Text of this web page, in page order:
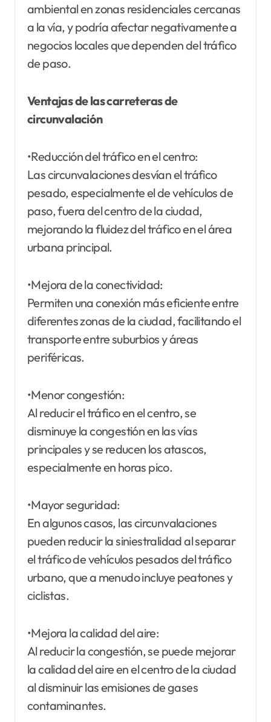
ambiental en zonas residenciales cercanas
a la vía, y podría afectar negativamente a
negocios locales que dependen del tráfico
de paso.
Ventajas de las carreteras de
circunvalación
•Reducción del tráfico en el centro:
Las circunvalaciones desvían el tráfico
pesado, especialmente el de vehículos de
paso, fuera del centro de la ciudad,
mejorando la fluidez del tráfico en el área
urbana principal.
•Mejora de la conectividad:
Permiten una conexión más eficiente entre
diferentes zonas de la ciudad, facilitando el
transporte entre suburbios y áreas
periféricas.
•Menor congestión:
Al reducir el tráfico en el centro, se
disminuye la congestión en las vías
principales y se reducen los atascos,
especialmente en horas pico.
•Mayor seguridad:
En algunos casos, las circunvalaciones
pueden reducir la siniestralidad al separar
el tráfico de vehículos pesados del tráfico
urbano, que a menudo incluye peatones y
ciclistas.
•Mejora la calidad del aire:
Al reducir la congestión, se puede mejorar
la calidad del aire en el centro de la ciudad
al disminuir las emisiones de gases
contaminantes.